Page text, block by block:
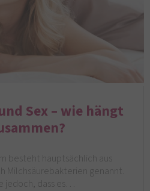
Sex – wie hängt
besteht hauptsächlich aus
Milchsäurebakterien genannt.
jedoch, dass es…